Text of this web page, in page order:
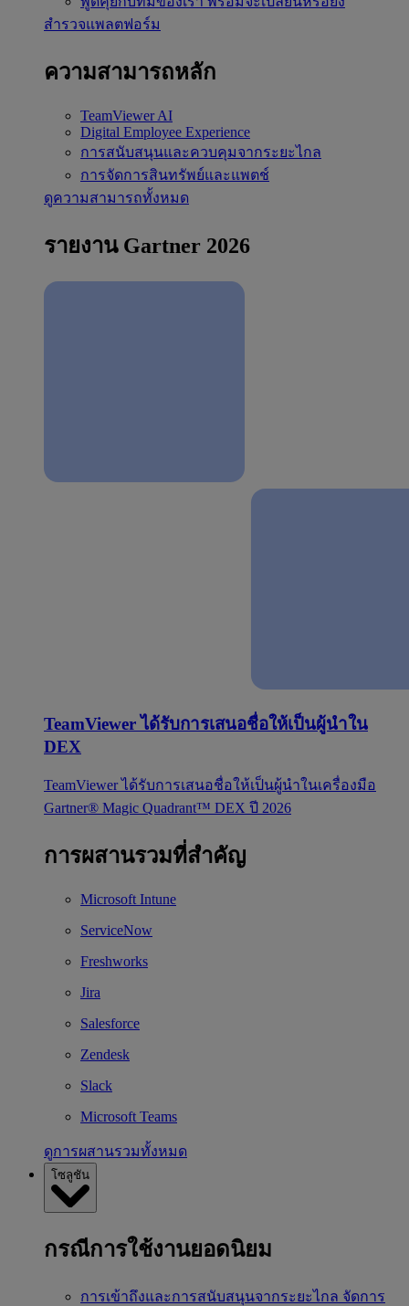
สำรวจแพลตฟอร์ม
ความสามารถหลัก
TeamViewer AI
Digital Employee Experience
การสนับสนุนและควบคุมจากระยะไกล
การจัดการสินทรัพย์และแพตช์
ดูความสามารถทั้งหมด
รายงาน Gartner 2026
TeamViewer ได้รับการเสนอชื่อให้เป็นผู้นำใน
DEX
TeamViewer ได้รับการเสนอชื่อให้เป็นผู้นำในเครื่องมือ
Gartner® Magic Quadrant™ DEX ปี 2026
การผสานรวมที่สำคัญ
Microsoft Intune
ServiceNow
Freshworks
Jira
Salesforce
Zendesk
Slack
Microsoft Teams
ดูการผสานรวมทั้งหมด
โซลูชัน
กรณีการใช้งานยอดนิยม
การเข้าถึงและการสนับสนุนจากระยะไกล จัดการ